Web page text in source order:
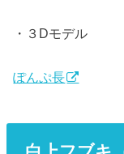
・３Dモデル
ぽんぷ長